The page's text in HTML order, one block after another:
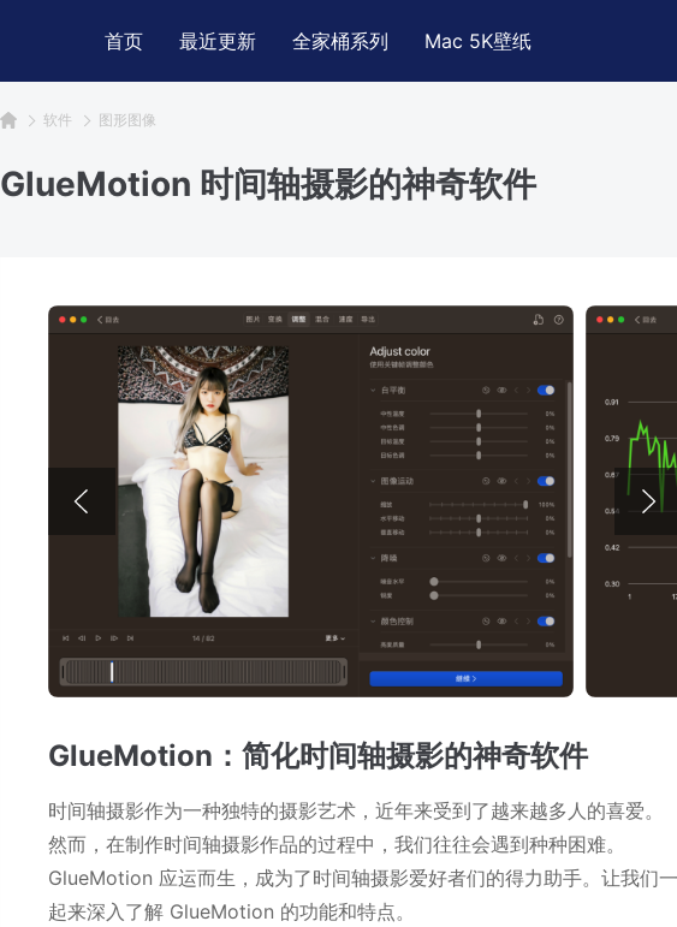
首页 最近更新 全家桶系列 Mac 5K壁纸
软件 图形图像
GlueMotion 时间轴摄影的神奇软件
GlueMotion：简化时间轴摄影的神奇软件
时间轴摄影作为一种独特的摄影艺术，近年来受到了越来越多人的喜爱。
然而，在制作时间轴摄影作品的过程中，我们往往会遇到种种困难。
GlueMotion 应运而生，成为了时间轴摄影爱好者们的得力助手。让我们
起来深入了解 GlueMotion 的功能和特点。